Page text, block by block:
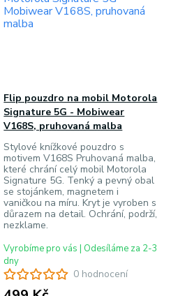
0 hodnocení
Flip pouzdro na mobil Motorola
Signature 5G - Mobiwear
V168S, pruhovaná malba
Stylové knížkové pouzdro s
motivem V168S Pruhovaná malba,
které chrání celý mobil Motorola
Signature 5G. Tenký a pevný obal
se stojánkem, magnetem i
vaničkou na míru. Kryt je vyroben s
důrazem na detail. Ochrání, podrží,
nezklame.
Vyrobíme pro vás | Odesíláme za 2-3
dny